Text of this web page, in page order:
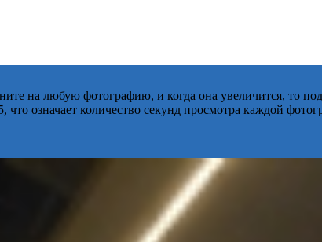
на любую фотографию, и когда она увеличится, то
означает количество секунд просмотра каждой